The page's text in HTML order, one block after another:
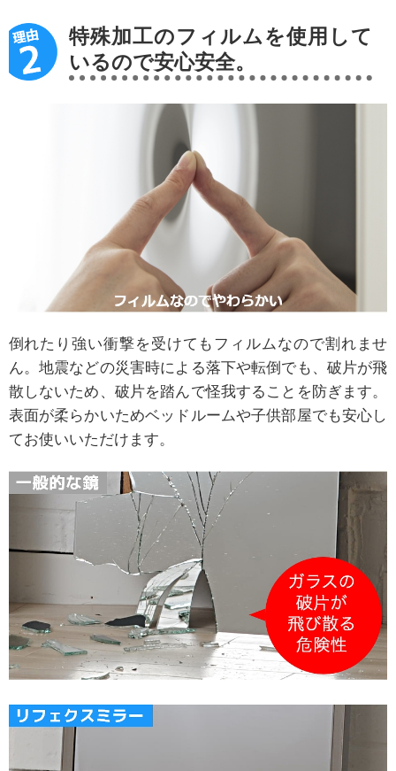
特殊加工のフィルムを使用して
いるので安心安全。
倒れたり強い衝撃を受けてもフィルムなので割れませ
ん。地震などの災害時による落下や転倒でも、破片が飛
散しないため、破片を踏んで怪我することを防ぎます。
表面が柔らかいためベッドルームや子供部屋でも安心し
てお使いいただけます。